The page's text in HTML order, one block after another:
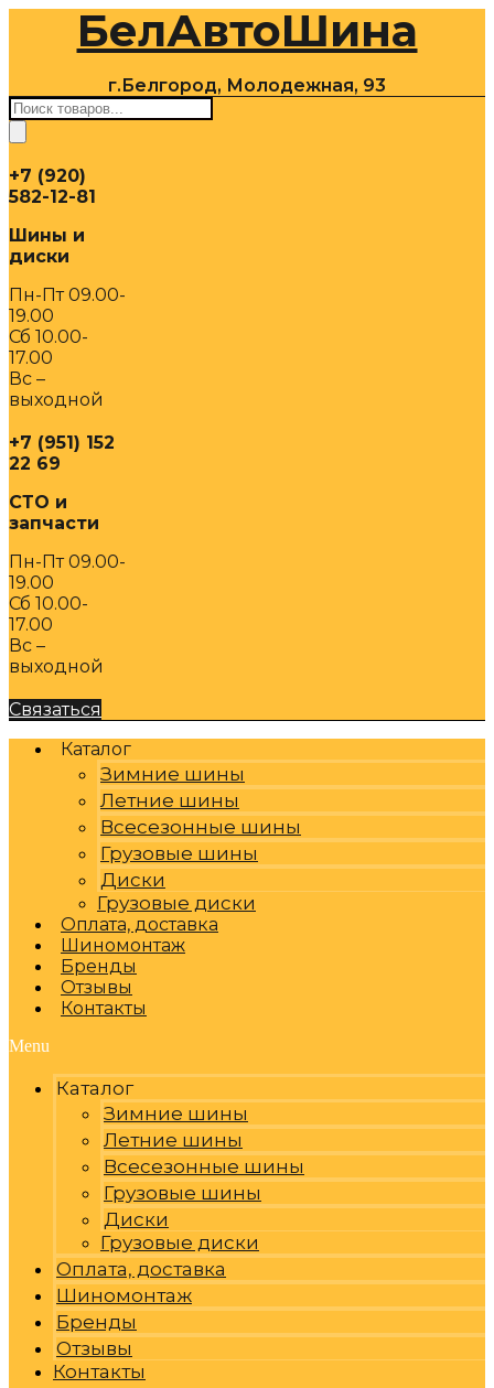
содержимомуБелАвтоШина
г.Белгород, Молодежная, 93
Поиск
товаров
+7 (920)
582-12-81
Шины и
диски
Пн-Пт 09.00-
19.00
Сб 10.00-
17.00
Вс –
выходной
+7 (951) 152
22 69
СТО и
запчасти
Пн-Пт 09.00-
19.00
Сб 10.00-
17.00
Вс –
выходной
Связаться
Каталог
Зимние шины
Летние шины
Всесезонные шины
Грузовые шины
Диски
Грузовые диски
Оплата, доставка
Шиномонтаж
Бренды
Отзывы
Контакты
Menu
Каталог
Зимние шины
Летние шины
Всесезонные шины
Грузовые шины
Диски
Грузовые диски
Оплата, доставка
Шиномонтаж
Бренды
Отзывы
Контакты